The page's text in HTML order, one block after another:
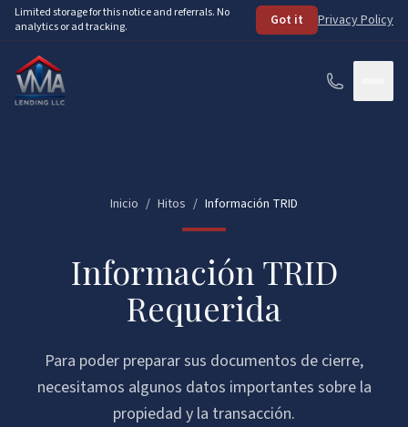
Skip to main content
Limited storage for this notice and referrals. No
analytics or ad tracking.
Got it Privacy Policy
How It Works
Loan Programs
VA Loans
Conventional Loans
See Your Options
Mortgage Calculator
FAQ
Inicio / Hitos / Información TRID
Información TRID
Requerida
Para poder preparar sus documentos de cierre,
necesitamos algunos datos importantes sobre la
propiedad y la transacción.